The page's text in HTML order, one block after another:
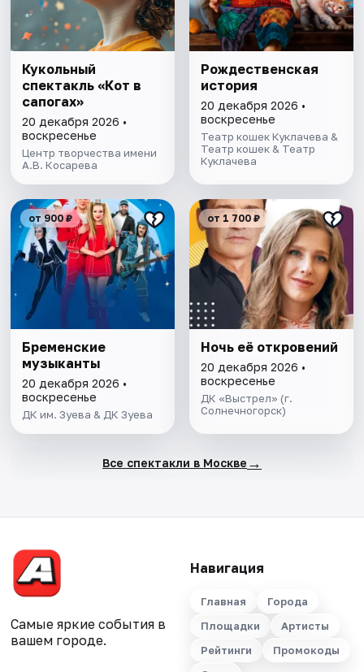
Кукольный
спектакль «Кот в
сапогах»
20 декабря 2026 •
воскресенье
Центр творчества имени
А.В. Косарева
Рождественская
история
20 декабря 2026 •
воскресенье
Театр кошек Куклачева &
Театр кошек & Театр
Куклачева
от 900 ₽
Бременские
музыканты
20 декабря 2026 •
воскресенье
ДК им. Зуева & ДК Зуева
от 1 700 ₽
Ночь её откровений
20 декабря 2026 •
воскресенье
ДК «Выстрел» (г.
Солнечногорск)
Все спектакли в Москве →
Самые яркие события в
вашем городе.
Навигация
Главная
Города
Площадки
Артисты
Рейтинги
Промокоды